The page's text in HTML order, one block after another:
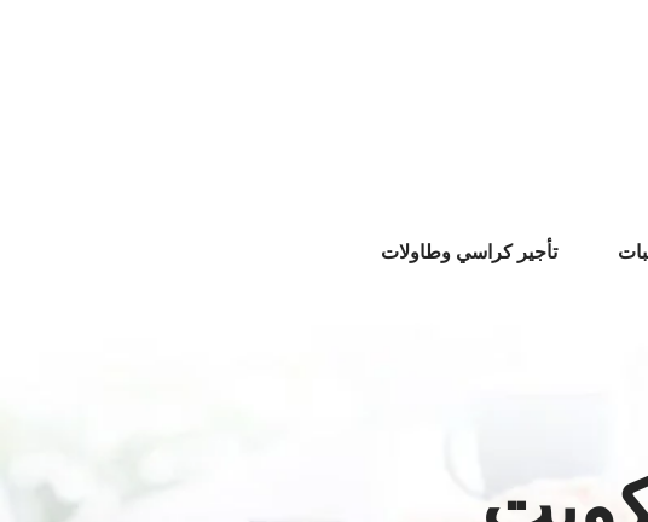
تأجير كراسي وطاولات